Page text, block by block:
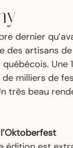
dernier
des artisans
Une
milliers de
très beau